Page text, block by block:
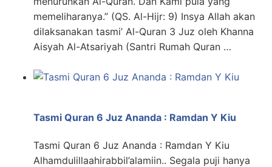
memeliharanya.” (QS. Al-Hijr: 9) Insya Allah akan
dilaksanakan tasmi’ Al-Quran 3 Juz oleh Khanna
Aisyah Al-Atsariyah (Santri Rumah Quran …
Tasmi Quran 6 Juz Ananda : Ramdan Y Kiu
Tasmi Quran 6 Juz Ananda : Ramdan Y Kiu
Alhamdulillaahirabbil’alamiin.. Segala puji hanya